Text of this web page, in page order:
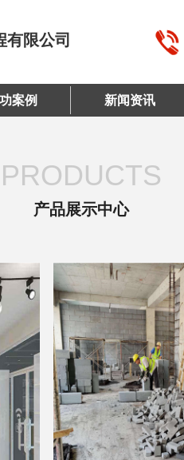
限公司
案例 新闻资讯
PRODUCTS
产品展示中心